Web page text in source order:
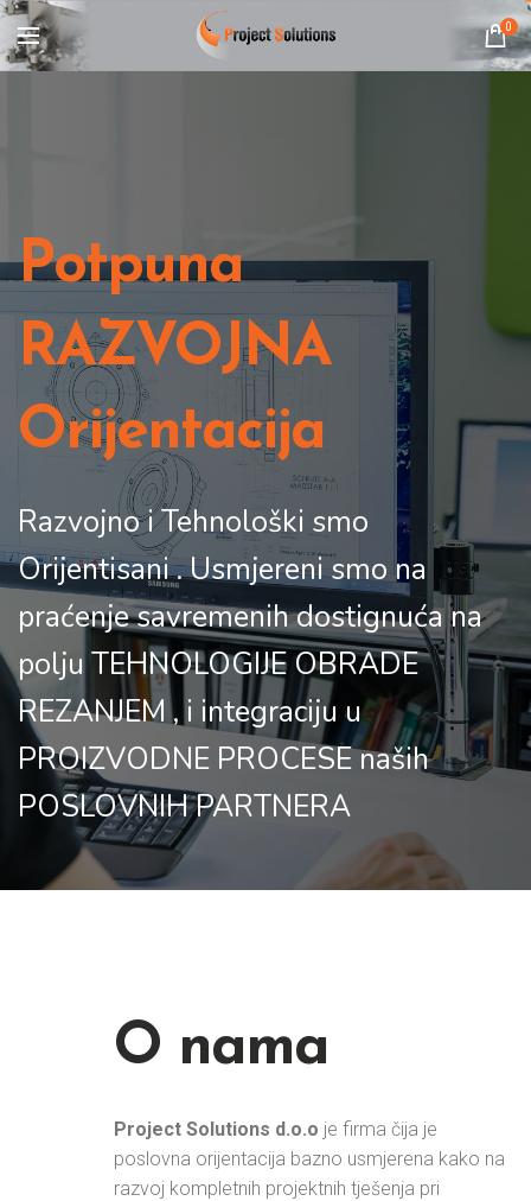
0
Potpuna
RAZVOJNA
Orijentacija
Razvojno i Tehnološki smo
Orijentisani . Usmjereni smo na
praćenje savremenih dostignuća na
polju TEHNOLOGIJE OBRADE
REZANJEM , i integraciju u
PROIZVODNE PROCESE naših
POSLOVNIH PARTNERA
O nama
Project Solutions d.o.o je firma čija je
poslovna orijentacija bazno usmjerena kako na
razvoj kompletnih projektnih tješenja pri